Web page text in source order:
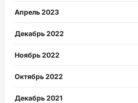
Апрель 2023
Декабрь 2022
Ноябрь 2022
Октябрь 2022
Декабрь 2021